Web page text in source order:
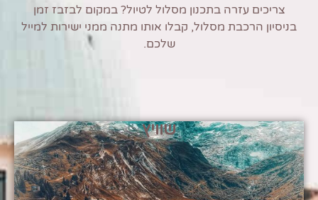
צריכים עזרה בתכנון מסלול לטיול? במקום לבזבז זמן
בניסיון הרכבת מסלול, קבלו אותו מתנה ממני ישירות למייל
שלכם.
שוויץ